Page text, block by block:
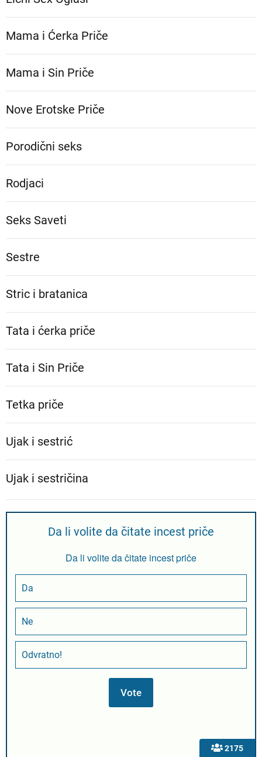
Mama i Ćerka Priče
Mama i Sin Priče
Nove Erotske Priče
Porodični seks
Rodjaci
Seks Saveti
Sestre
Stric i bratanica
Tata i ćerka priče
Tata i Sin Priče
Tetka priče
Ujak i sestrić
Ujak i sestričina
2175
Da li volite da čitate incest priče
Da li volite da čitate incest priče
Da
Ne
Odvratno!